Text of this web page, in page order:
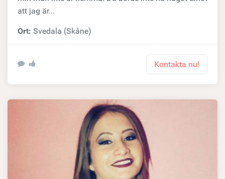
att jag är...
Ort: Svedala (Skåne)
Kontakta nu!